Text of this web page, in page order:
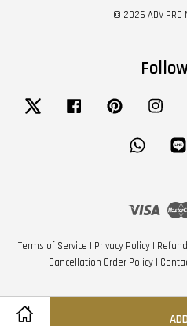
© 2026 ADV PRO
Twitter Facebook Pinterest
Whatsapp
Visa
Terms of Service | Privacy Policy|
Cancellation Order Policy|